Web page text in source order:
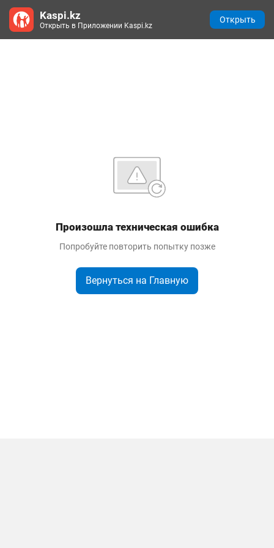
Произошла техническая ошибка
Попробуйте повторить попытку позже
Вернуться на Главную
Kaspi.kz
Открыть в Приложении Kaspi.kz
Открыть